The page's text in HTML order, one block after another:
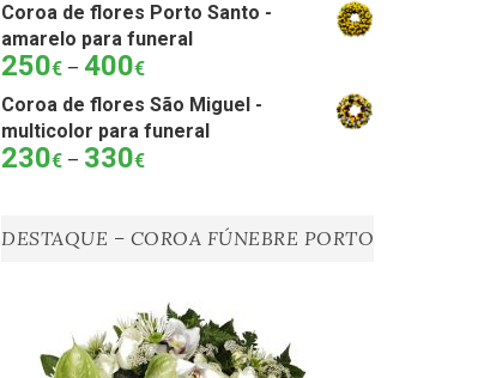
250€
through
400€
Coroa de flores Porto Santo -
amarelo para funeral
250€ – 400€Price
250€
through
400€
Coroa de flores São Miguel -
multicolor para funeral
230€ – 330€Price
through
DESTAQUE – COROA FÚNEBRE PORTO